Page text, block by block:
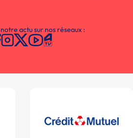
actu sur nos réseaux :